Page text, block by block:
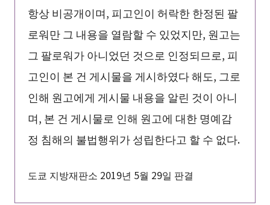
항상 비공개이며, 피고인이 허락한 한정된 팔
로워만 그 내용을 열람할 수 있었지만, 원고는
그 팔로워가 아니었던 것으로 인정되므로, 피
고인이 본 건 게시물을 게시하였다 해도, 그로
인해 원고에게 게시물 내용을 알린 것이 아니
며, 본 건 게시물로 인해 원고에 대한 명예감
정 침해의 불법행위가 성립한다고 할 수 없다.
도쿄 지방재판소 2019년 5월 29일 판결